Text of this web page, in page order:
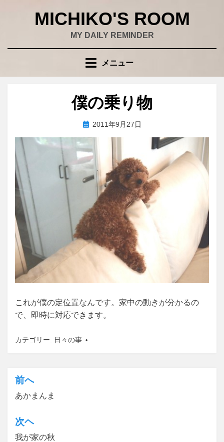
MICHIKO'S ROOM
MY DAILY REMINDER
メニュー
僕の乗り物
投稿者wad
投
日:
2011年9月27日
これが僕の定位置なんです。家中の動きが分かるの
で、即時に対応できます。
カテゴリー: 日々の事
投
稿
ナ
ビ
前へ
あかまんま
次ヘ
我が家の秋